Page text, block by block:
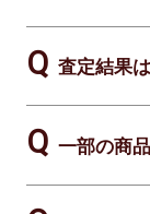
査定結果
一部の商